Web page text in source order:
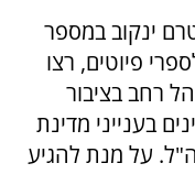
ינקוב במספר
פיוטים, רצו
רחב בציבור
בענייני מדינת
על מנת להגיע